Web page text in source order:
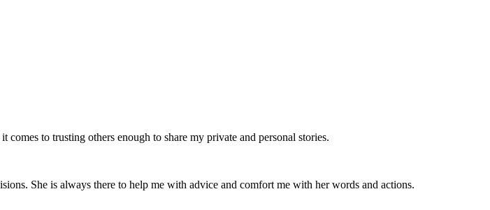
to trusting others enough to share my private and personal stories.
She is always there to help me with advice and comfort me with her words and actions.